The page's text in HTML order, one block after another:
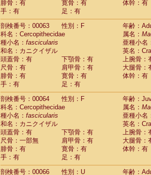
腓骨：有
寛骨：有
体幹：有
手：有
足：有
剖検番号：00063
性別：F
年齢：
科名：Cercopithecidae
属名：
種小名： fascicularis
亜種小名
和名：カニクイザル
英名：
頭蓋骨：有
下顎骨：有
上腕骨：
尺骨：有
肩甲骨：有
大腿骨：
腓骨：有
寛骨：有
体幹：有
手：有
足：有
剖検番号：00064
性別：F
年齢：
科名：Cercopithecidae
属名：
種小名： fascicularis
亜種小名
和名：カニクイザル
英名：
頭蓋骨：有
下顎骨：有
上腕骨：
尺骨：一部無
肩甲骨：有
大腿骨：
腓骨：有
寛骨：有
体幹：有
手：有
足：有
剖検番号：00066
性別：U
年齢：